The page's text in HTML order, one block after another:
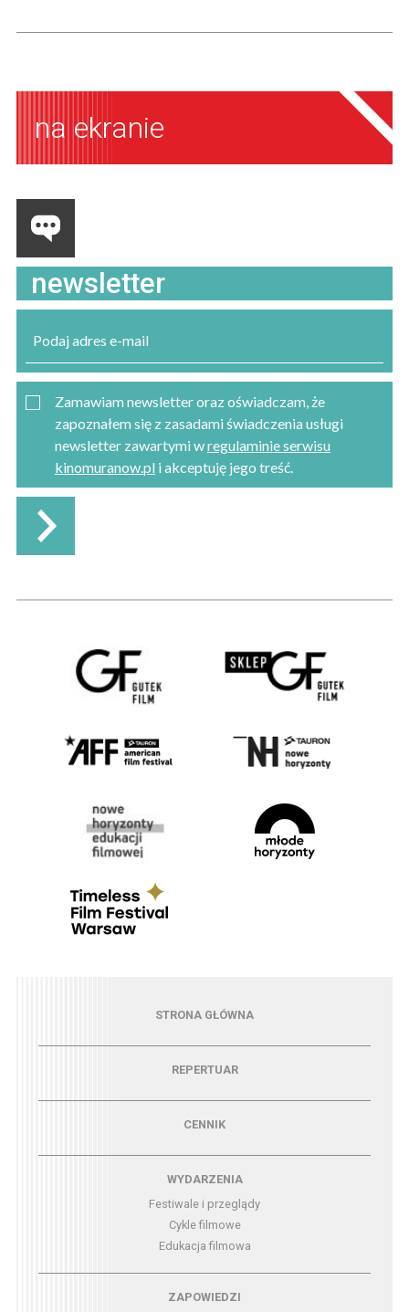
na ekranie
newsletter
Zamawiam newsletter oraz oświadczam, że
zapoznałem się z zasadami świadczenia usługi
newsletter zawartymi wregulaminie serwisu
kinomuranow.pl i akceptuję jego treść.
Menu - strona główna
STRONA GŁÓWNA
Menu - repertuarREPERTUAR
CENNIK
Menu - wydarzeniaWYDARZENIA
Festiwale i przeglądy
Cykle filmowe
Edukacja filmowa
Menu - zapowiedziZAPOWIEDZI